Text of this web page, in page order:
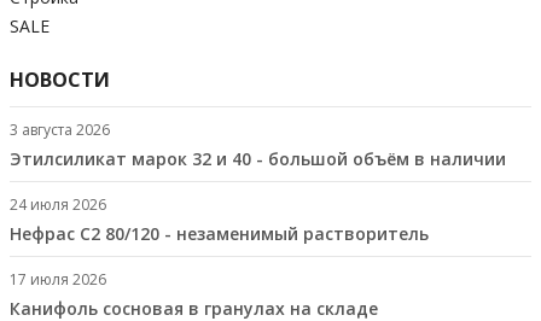
SALE
НОВОСТИ
3 августа 2026
Этилсиликат марок 32 и 40 - большой объём в наличии
24 июля 2026
Нефрас С2 80/120 - незаменимый растворитель
17 июля 2026
Канифоль сосновая в гранулах на складе